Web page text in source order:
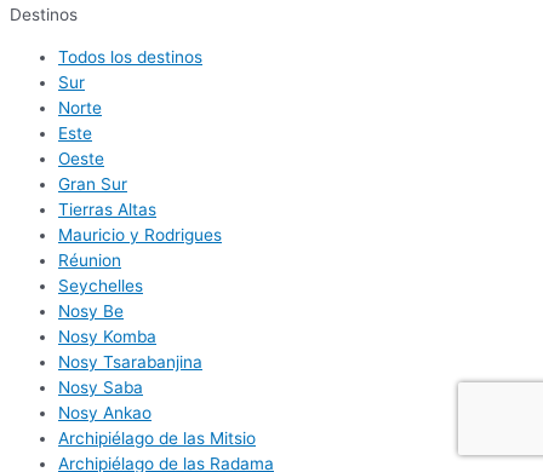
Destinos
Todos los destinos
Sur
Norte
Este
Oeste
Gran Sur
Tierras Altas
Mauricio y Rodrigues
Réunion
Seychelles
Nosy Be
Nosy Komba
Nosy Tsarabanjina
Nosy Saba
Nosy Ankao
Archipiélago de las Mitsio
Archipiélago de las Radama